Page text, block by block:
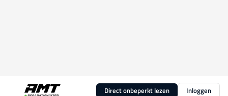
Direct onbeperkt lezen Inloggen